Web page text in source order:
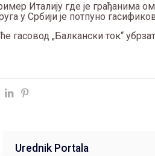
Италију где је грађанима
у Србији је потпуно
гасовод „Балкански ток“
Urednik Portala